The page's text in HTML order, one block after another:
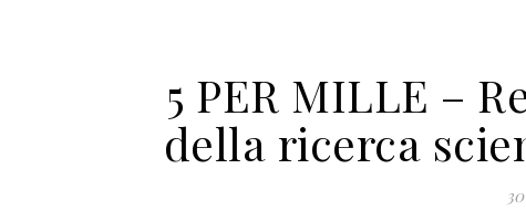
5 PER MILLE –
della ricerca